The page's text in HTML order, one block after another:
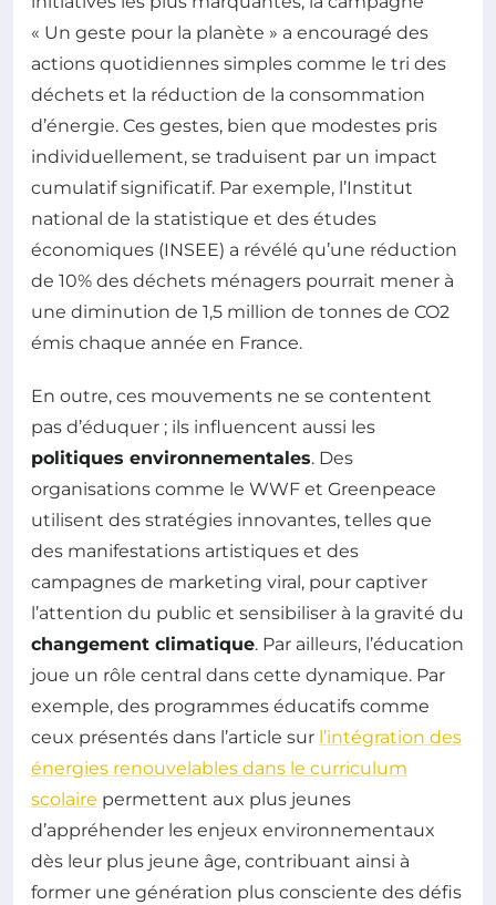
« Un geste pour la planète » a encouragé des
actions quotidiennes simples comme le tri des
déchets et la réduction de la consommation
d’énergie. Ces gestes, bien que modestes pris
individuellement, se traduisent par un impact
cumulatif significatif. Par exemple, l’Institut
national de la statistique et des études
économiques (INSEE) a révélé qu’une réduction
de 10% des déchets ménagers pourrait mener à
une diminution de 1,5 million de tonnes de CO2
émis chaque année en France.
En outre, ces mouvements ne se contentent
pas d’éduquer ; ils influencent aussi les
politiques environnementales. Des
organisations comme le WWF et Greenpeace
utilisent des stratégies innovantes, telles que
des manifestations artistiques et des
campagnes de marketing viral, pour captiver
l’attention du public et sensibiliser à la gravité du
changement climatique. Par ailleurs, l’éducation
joue un rôle central dans cette dynamique. Par
exemple, des programmes éducatifs comme
ceux présentés dans l’article sur l’intégration des
énergies renouvelables dans le curriculum
scolaire permettent aux plus jeunes
d’appréhender les enjeux environnementaux
dès leur plus jeune âge, contribuant ainsi à
former une génération plus consciente des défis